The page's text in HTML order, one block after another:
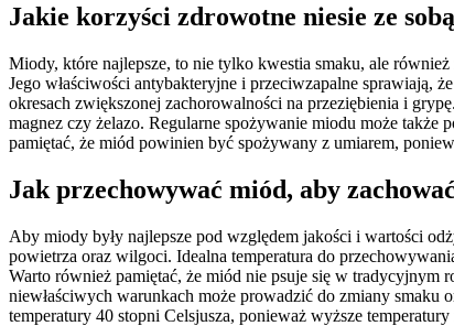
Jakie korzyści zdrowotne niesie ze
Miody, które najlepsze, to nie tylko kwestia smaku, ale
Jego właściwości antybakteryjne i przeciwzapalne sprawiają,
okresach zwiększonej zachorowalności na przeziębienia i
magnez czy żelazo. Regularne spożywanie miodu może
pamiętać, że miód powinien być spożywany z umiarem,
Jak przechowywać miód, aby
Aby miody były najlepsze pod względem jakości i wartości
powietrza oraz wilgoci. Idealna temperatura do
Warto również pamiętać, że miód nie psuje się w tradycyjnym
niewłaściwych warunkach może prowadzić do zmiany smaku
temperatury 40 stopni Celsjusza, ponieważ wyższe